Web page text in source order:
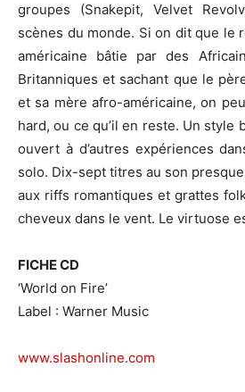
groupes (Snakepit, Velvet
scènes du monde. Si on dit que le
américaine bâtie par des
Britanniques et sachant que le
et sa mère afro-américaine, on
hard, ou ce qu’il en reste. Un style
ouvert à d’autres expériences
solo. Dix-sept titres au son
aux riffs romantiques et grattes
cheveux dans le vent. Le virtuose
FICHE CD
‘World on Fire’
Label : Warner Music
www.slashonline.com